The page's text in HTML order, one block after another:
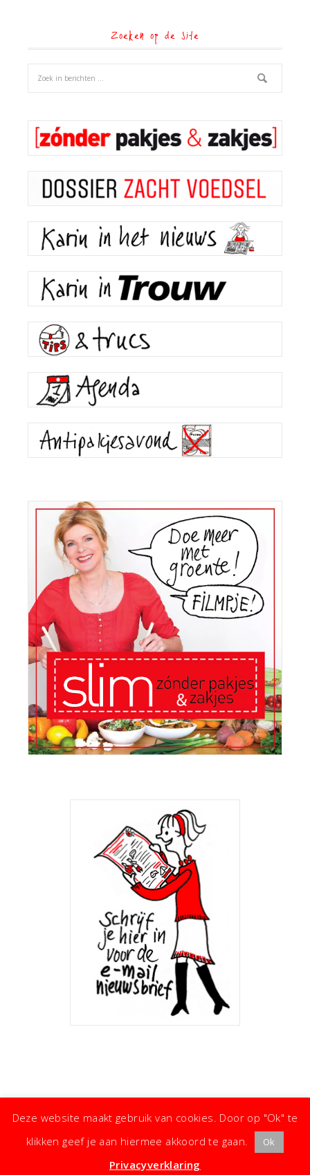
Zoeken op de site
Koken met Karin· Kleine moeite, groot effect ·
Deze website maakt gebruik van cookies. Door op "Ok" te
klikken geef je aan hiermee akkoord te gaan.
Ok
Privacyverklaring